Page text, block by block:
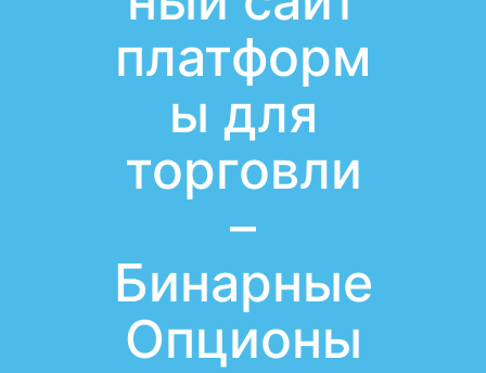
платформ
ы для
торговли
–
Бинарные
Опционы